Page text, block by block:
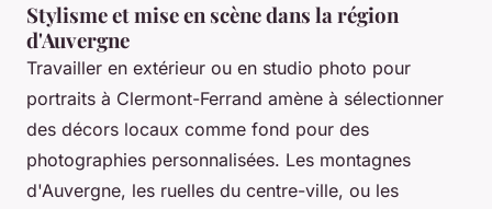
Stylisme et mise en scène dans la région
d'Auvergne
Travailler en extérieur ou en studio photo pour
portraits à Clermont-Ferrand amène à sélectionner
des décors locaux comme fond pour des
photographies personnalisées. Les montagnes
d'Auvergne, les ruelles du centre-ville, ou les